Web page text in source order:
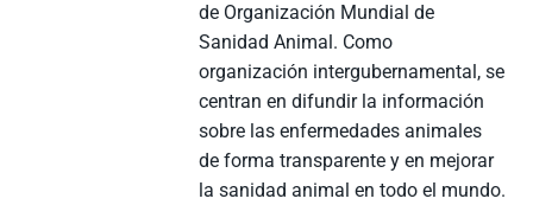
de Organización Mundial de
Sanidad Animal. Como
organización intergubernamental, se
centran en difundir la información
sobre las enfermedades animales
de forma transparente y en mejorar
la sanidad animal en todo el mundo.